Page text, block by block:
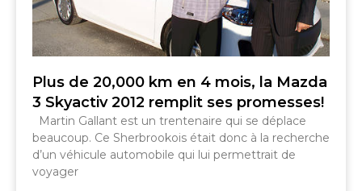
Plus de 20,000 km en 4 mois, la Mazda
3 Skyactiv 2012 remplit ses promesses!
Martin Gallant est un trentenaire qui se déplace
beaucoup. Ce Sherbrookois était donc à la recherche
d’un véhicule automobile qui lui permettrait de
voyager